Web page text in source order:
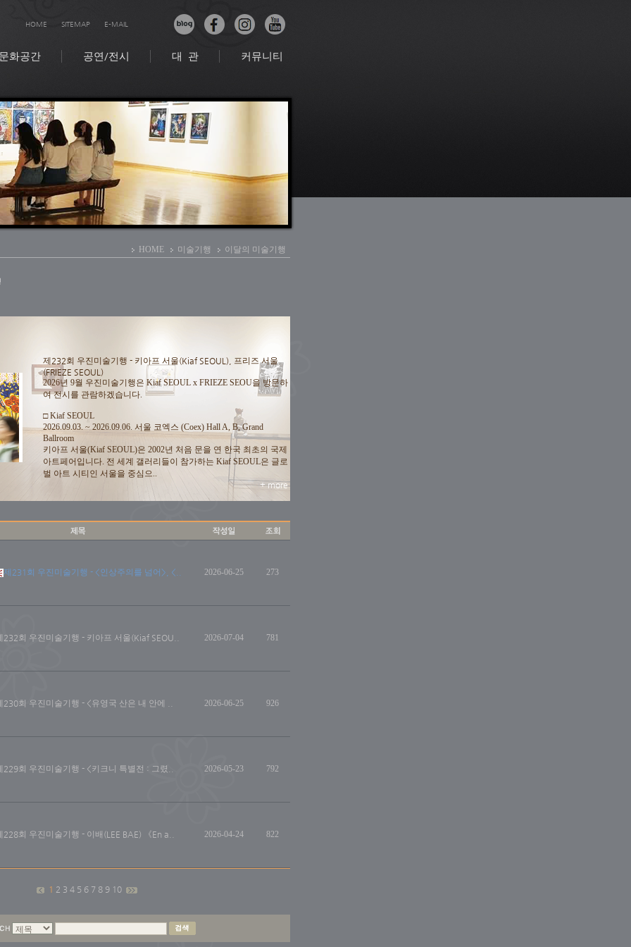
HOME SITEMAP E-MAIL
화공간 공연/전시 대 관 커뮤니티
HOME 미술기행 이달의 미술기행
제232회 우진미술기행 - 키아프 서울(Kiaf SEOUL), 프리즈 서울
(FRIEZE SEOUL)
2026년 9월 우진미술기행은 Kiaf SEOUL x FRIEZE SEOU을 방문하
여 전시를 관람하겠습니다.
□ Kiaf SEOUL
2026.09.03. ~ 2026.09.06. 서울 코엑스 (Coex) Hall A, B, Grand
Ballroom
키아프 서울(Kiaf SEOUL)은 2002년 처음 문을 연 한국 최초의 국제
아트페어입니다. 전 세계 갤러리들이 참가하는 Kiaf SEOUL은 글로
벌 아트 시티인 서울을 중심으..
+ more
제231회 우진미술기행 - <인상주의를 넘어>, <.. 2026-06-25 273
232회 우진미술기행 - 키아프 서울(Kiaf SEOU.. 2026-07-04 781
230회 우진미술기행 - <유영국 산은 내 안에 .. 2026-06-25 926
229회 우진미술기행 - <키크니 특별전 : 그렸.. 2026-05-23 792
228회 우진미술기행 - 이배(LEE BAE) 《En a.. 2026-04-24 822
1 2 3 4 5 6 7 8 9 10